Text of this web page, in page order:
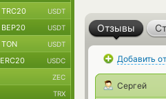
Отзывы
Добавить
Сергей
USDT
USDT
USDT
USDC
ZEC
TRX